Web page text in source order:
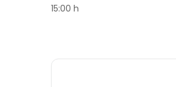
15:00 h